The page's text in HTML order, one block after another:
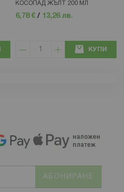
КОСОПАД ЖЪЛТ 200 МЛ
6,78 € / 13,26 лв.
КУПИ
АБОНИРАНЕ